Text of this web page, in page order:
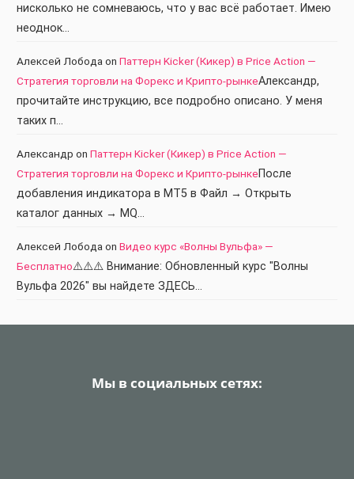
нисколько не сомневаюсь, что у вас всё работает. Имею
неоднок…
Алексей Лобода on Паттерн Kicker (Кикер) в Price Action —
Стратегия торговли на Форекс и Крипто-рынкеАлександр,
прочитайте инструкцию, все подробно описано. У меня
таких п…
Александр on Паттерн Kicker (Кикер) в Price Action —
Стратегия торговли на Форекс и Крипто-рынкеПосле
добавления индикатора в МТ5 в Файл → Открыть
каталог данных → MQ…
Алексей Лобода on Видео курс «Волны Вульфа» —
Бесплатно⚠️⚠️⚠️ Внимание: Обновленный курс "Волны
Вульфа 2026" вы найдете ЗДЕСЬ…
Мы в социальных сетях: